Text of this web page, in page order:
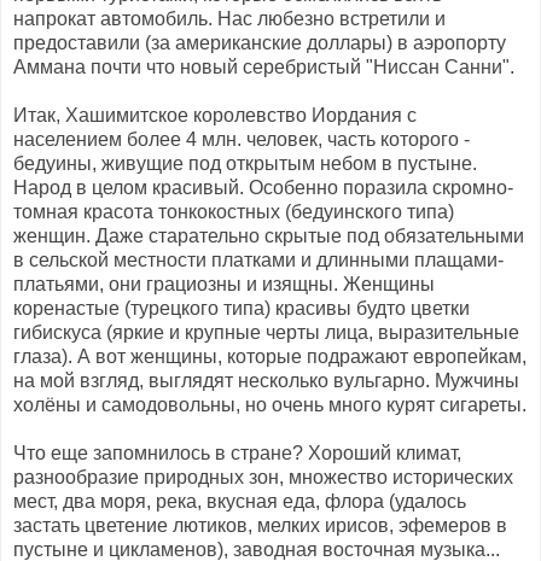
напрокат автомобиль. Нас любезно встретили и
предоставили (за американские доллары) в аэропорту
Аммана почти что новый серебристый "Ниссан Санни".
Итак, Хашимитское королевство Иордания с
населением более 4 млн. человек, часть которого -
бедуины, живущие под открытым небом в пустыне.
Народ в целом красивый. Особенно поразила скромно-
томная красота тонкокостных (бедуинского типа)
женщин. Даже старательно скрытые под обязательными
в сельской местности платками и длинными плащами-
платьями, они грациозны и изящны. Женщины
коренастые (турецкого типа) красивы будто цветки
гибискуса (яркие и крупные черты лица, выразительные
глаза). А вот женщины, которые подражают европейкам,
на мой взгляд, выглядят несколько вульгарно. Мужчины
холёны и самодовольны, но очень много курят сигареты.
Что еще запомнилось в стране? Хороший климат,
разнообразие природных зон, множество исторических
мест, два моря, река, вкусная еда, флора (удалось
застать цветение лютиков, мелких ирисов, эфемеров в
пустыне и цикламенов), заводная восточная музыка...